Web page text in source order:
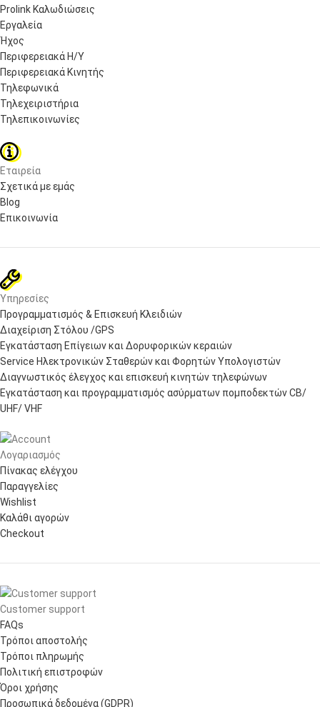
Prolink Καλωδιώσεις
Εργαλεία
Ήχος
Περιφερειακά Η/Υ
Περιφερειακά Κινητής
Τηλεφωνικά
Τηλεχειριστήρια
Τηλεπικοινωνίες
Εταιρεία
Σχετικά με εμάς
Blog
Επικοινωνία
Υπηρεσίες
Προγραμματισμός & Επισκευή Κλειδιών
Διαχείριση Στόλου /GPS
Εγκατάσταση Επίγειων και Δορυφορικών κεραιών
Service Ηλεκτρονικών Σταθερών και Φορητών Υπολογιστών
Διαγνωστικός έλεγχος και επισκευή κινητών τηλεφώνων
Εγκατάσταση και προγραμματισμός ασύρματων πομποδεκτών CB/
UHF/ VHF
Λογαριασμός
Πίνακας ελέγχου
Παραγγελίες
Wishlist
Καλάθι αγορών
Checkout
Customer support
FAQs
Τρόποι αποστολής
Τρόποι πληρωμής
Πολιτική επιστροφών
Όροι χρήσης
Προσωπικά δεδομένα (GDPR)